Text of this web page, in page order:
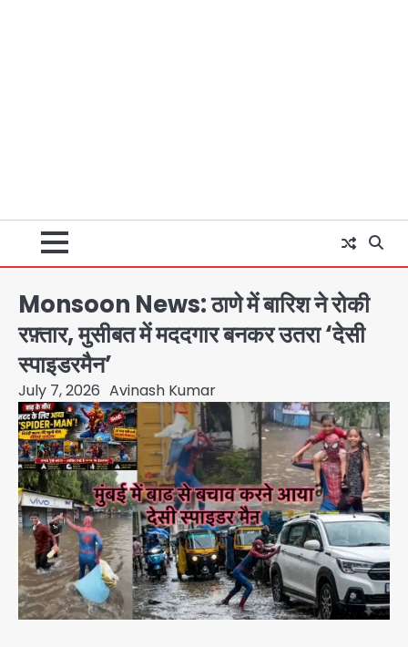
Monsoon News: ठाणे में बारिश ने रोकी
रफ़्तार, मुसीबत में मददगार बनकर उतरा ‘देसी
स्पाइडरमैन’
July 7, 2026 Avinash Kumar